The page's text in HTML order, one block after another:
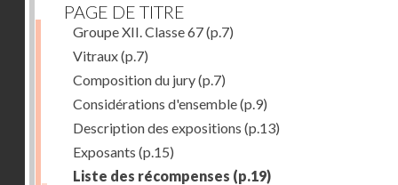
PAGE DE TITRE
Groupe XII. Classe 67(p.7)
Vitraux(p.7)
Composition du jury(p.7)
Considérations d'ensemble(p.9)
Description des expositions (p.13)
Exposants (p.15)
Liste des récompenses (p.19)